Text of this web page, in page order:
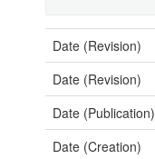
Date (Revision)
Date (Revision)
Date (Publication)
Date (Creation)